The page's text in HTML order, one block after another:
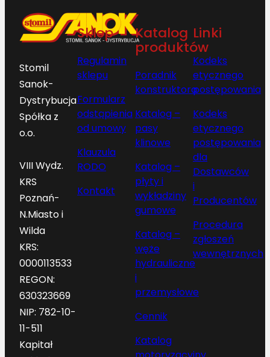
Stomil
Sanok-
Dystrybucja
Spółka z
o.o.
VIII Wydz.
KRS
Poznań-
N.Miasto i
Wilda
KRS:
0000113533
REGON:
630323669
NIP: 782-10-
11-511
Kapitał
Sklep
Regulamin
sklepu
Formularz
odstąpienia
od umowy
Klauzula
RODO
Kontakt
Katalog
produktów
Poradnik
konstruktora
Katalog –
pasy
klinowe
Katalog –
płyty i
wykładziny
gumowe
Katalog –
węże
hydrauliczne
i
przemysłowe
Cennik
Katalog
Linki
Kodeks
etycznego
postępowania
Kodeks
etycznego
postępowania
dla
Dostawców
i
Producentów
Procedura
zgłoszeń
wewnętrznych